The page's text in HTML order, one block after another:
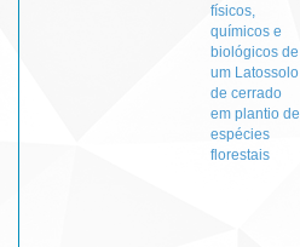
físicos,
químicos e
biológicos de
um Latossolo
de cerrado
em plantio de
espécies
florestais